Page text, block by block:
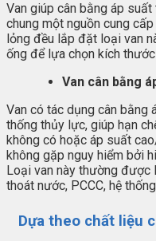
Van giúp cân bằng áp
chung một nguồn cung
lỏng đều lắp đặt loại van
ống để lựa chọn kích
Van cân bằng
Van có tác dụng cân bằng
thống thủy lực, giúp hạn
không có hoặc áp suất
không gặp nguy hiểm bởi
Loại van này thường
thoát nước, PCCC, hệ
Dựa theo chất liệu